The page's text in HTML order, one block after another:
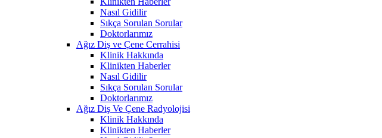
Nasıl Gidilir
Sıkça Sorulan Sorular
Doktorlarımız
Ağız Diş ve Çene Cerrahisi
Klinik Hakkında
Klinikten Haberler
Nasıl Gidilir
Sıkça Sorulan Sorular
Doktorlarımız
Ağız Diş Ve Çene Radyolojisi
Klinik Hakkında
Klinikten Haberler